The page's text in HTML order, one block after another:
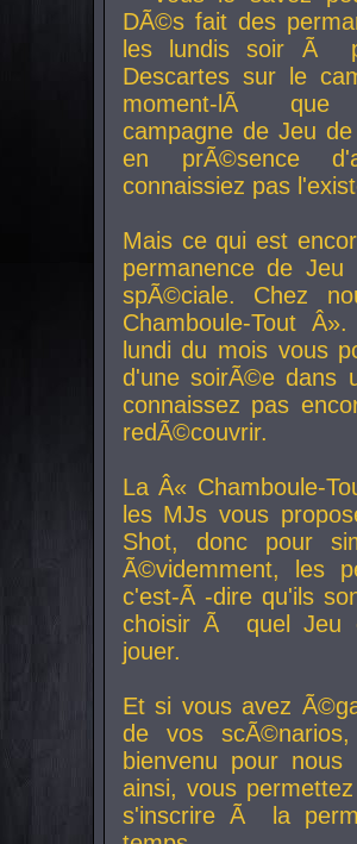
DÃ©s fait des
les lundis soir Ã
Descartes sur le
moment-lÃ que
campagne de Jeu
en prÃ©sence
connaissiez pas
Mais ce qui est
permanence de
spÃ©ciale. Chez
Chamboule-Tout
lundi du mois vous
d'une soirÃ©e dans
connaissez pas
redÃ©couvrir.
La Â« Chamboule-
les MJs vous
Shot, donc pour
Ã©videmment, les
c'est-Ã -dire qu'ils
choisir Ã quel Jeu
jouer.
Et si vous avez
de vos
bienvenu pour
ainsi, vous
s'inscrire Ã la